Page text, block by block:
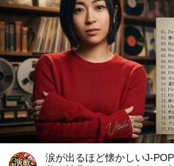
涙が出るほど懐かしいJ-